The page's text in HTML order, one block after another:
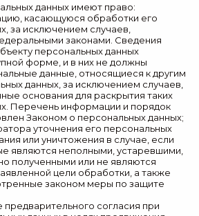
данных имеют право:
касающуюся обработки его
за исключением случаев,
законами. Сведения
персональных данных
форме, и в них не должны
данные, относящиеся к другим
данных, за исключением случаев,
основания для раскрытия таких
Перечень информации и порядок
Законом о персональных данных;
уточнения его персональных
или уничтожения в случае, если
являются неполными, устаревшими,
полученными или не являются
цели обработки, а также
законом меры по защите
предварительного согласия при